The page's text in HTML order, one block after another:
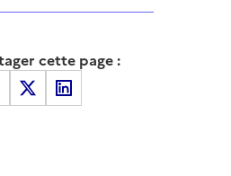
cette page :
sur Facebook
Partager sur XPartager sur LinkedIn